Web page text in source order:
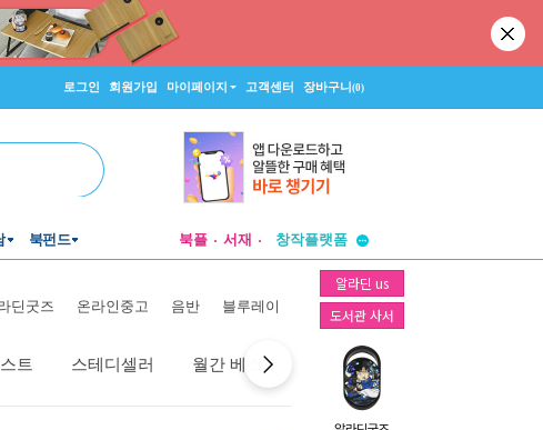
로그인 회원가입 마이페이지 고객센터 장바구니(0)
북펀드 북플 서재
창작플랫폼
투비컨티뉴드
알라딘 us
도서관 사서
딘굿즈 온라인중고 음반 블루레이
트 스테디셀러 월간 베스트 역대 베스트